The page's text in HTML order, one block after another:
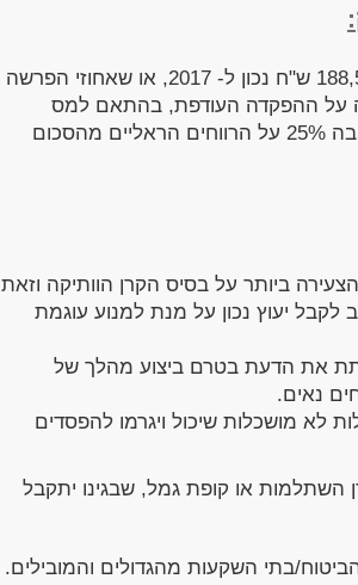
מעסיק המפקיד כספים עבור העובד, מעבר לתקרה השנתית של 188,544 ש"ח נכון ל- 2017, או שאחוזי הפרשה
במס הכנסה על ההפקדה העודפת, בהתאם למס
השולי החל עליו (כבר בעת ההפקדה). כמו כן, ישולם מס רווח הון בגובה 25% על הרווחים הראליים מהסכום
ביותר על בסיס הקרן הוותיקה וזאת
לקבל יעוץ נכון על מנת למנוע עוגמת
את הדעת בטרם ביצוע מהלך של
נאים.
לא מושכלות שיכול ויגרמו להפסדים
השתלמות או קופת גמל, שבגינו יתקבל
בתי השקעות מהגדולים והמובילים.